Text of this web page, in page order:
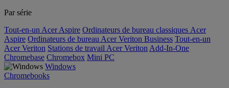
Par série
Tout-en-un Acer Aspire Ordinateurs de bureau classiques Acer
Aspire Ordinateurs de bureau Acer Veriton Business Tout-en-un
Acer Veriton Stations de travail Acer Veriton Add-In-One
Chromebase Chromebox Mini PC
Windows
Chromebooks